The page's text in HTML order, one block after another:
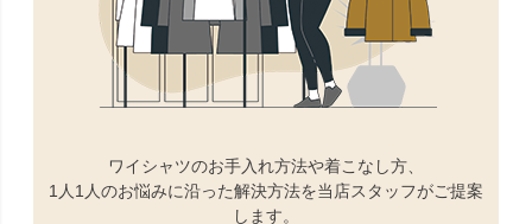
ワイシャツのお手入れ方法や着こなし方、
1人1人のお悩みに沿った解決方法を当店スタッフがご提案
します。